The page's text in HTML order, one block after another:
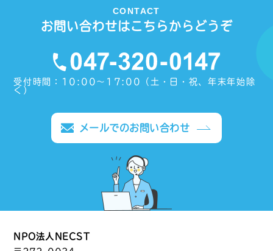
CONTACT
お問い合わせはこちらからどうぞ
受付時間：10:00〜17:00（土・日・祝、年末年始除
く）
メールでのお問い合わせ
NPO法人NECST